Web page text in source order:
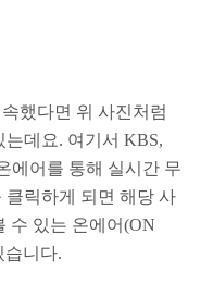
했다면 위 사진처럼
데요. 여기서 KBS,
에어를 통해 실시간 무
클릭하게 되면 해당 사
수 있는 온에어(ON
습니다.